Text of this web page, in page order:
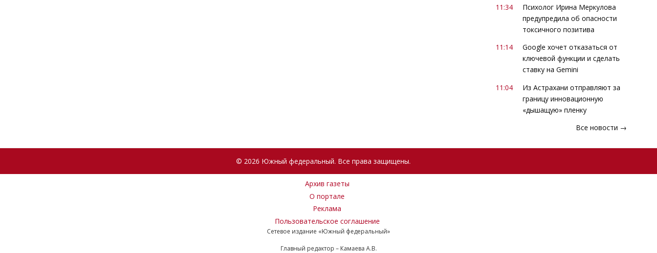
11:34
Психолог Ирина Меркулова
предупредила об опасности
токсичного позитива
11:14
Google хочет отказаться от
ключевой функции и сделать
ставку на Gemini
11:04
Из Астрахани отправляют за
границу инновационную
«дышащую» пленку
Все новости →
© 2026 Южный федеральный. Все права защищены.
Архив газеты
О портале
Реклама
Пользовательское соглашение
Сетевое издание «Южный федеральный»
Главный редактор – Камаева А.В.